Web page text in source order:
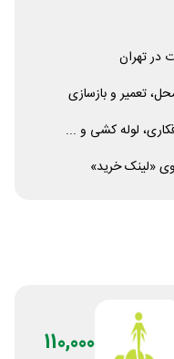
در تهران
تعمیر و بازسازی
لوله کشی و ...
«لینک خرید»
110,000